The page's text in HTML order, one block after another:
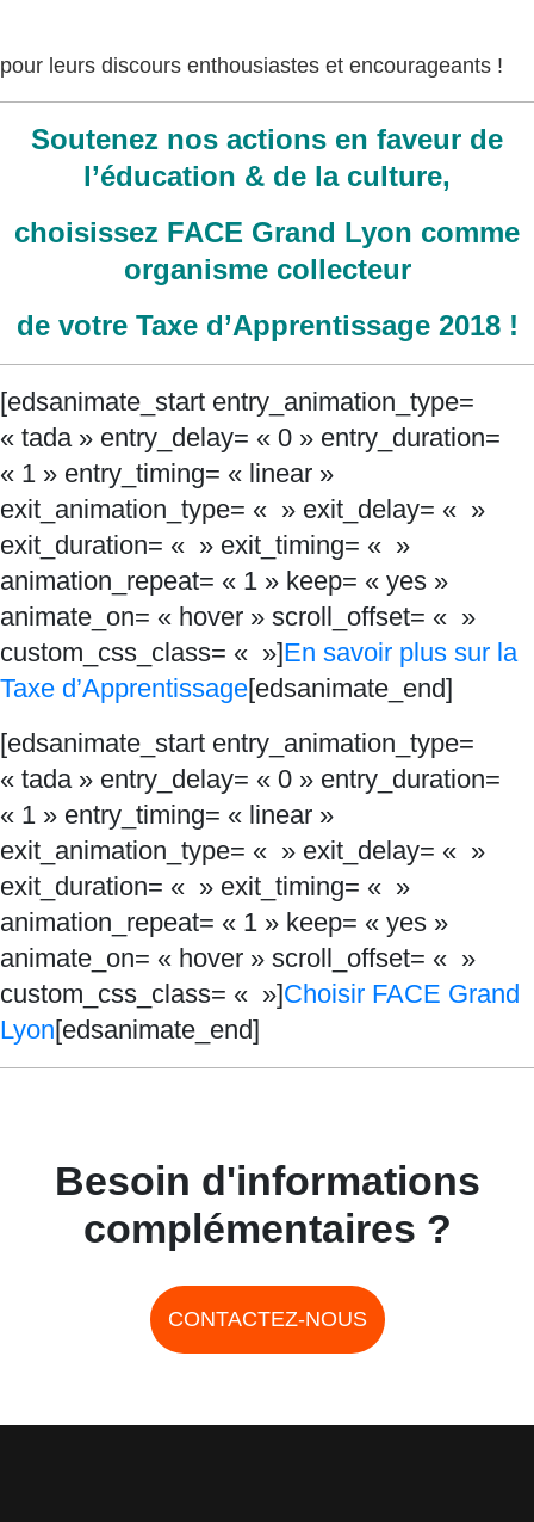
pour leurs discours enthousiastes et encourageants !
Soutenez nos actions en faveur de
l’éducation & de la culture,
choisissez FACE Grand Lyon comme
organisme collecteur
de votre Taxe d’Apprentissage 2018 !
[edsanimate_start entry_animation_type=
« tada » entry_delay= « 0 » entry_duration=
« 1 » entry_timing= « linear »
exit_animation_type= « » exit_delay= « »
exit_duration= « » exit_timing= « »
animation_repeat= « 1 » keep= « yes »
animate_on= « hover » scroll_offset= « »
custom_css_class= « »]En savoir plus sur la
Taxe d’Apprentissage[edsanimate_end]
[edsanimate_start entry_animation_type=
« tada » entry_delay= « 0 » entry_duration=
« 1 » entry_timing= « linear »
exit_animation_type= « » exit_delay= « »
exit_duration= « » exit_timing= « »
animation_repeat= « 1 » keep= « yes »
animate_on= « hover » scroll_offset= « »
custom_css_class= « »]Choisir FACE Grand
Lyon[edsanimate_end]
Besoin d'informations
complémentaires ?
CONTACTEZ-NOUS